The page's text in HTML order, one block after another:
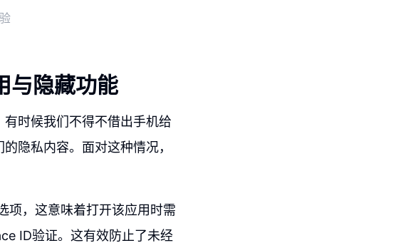
与隐藏功能
时候我们不得不借出手机给
隐私内容。面对这种情况，
项，这意味着打开该应用时需
ID验证。这有效防止了未经